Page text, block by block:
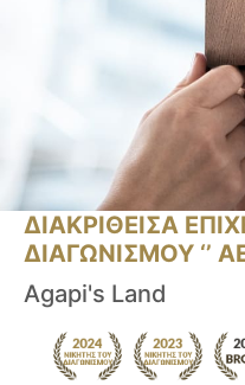
ΔΙΑΚΡΙΘΕΙΣΑ
ΔΙΑΓΩΝΙΣΜΟΥ ‘’
Agapi's Land